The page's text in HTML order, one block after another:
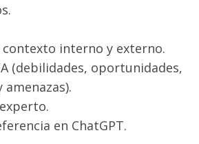
contexto interno y externo.
(debilidades, oportunidades,
en ChatGPT.